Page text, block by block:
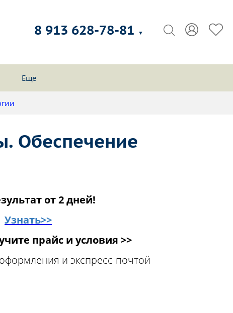
8 913 628-78-81 ▼
Еще
Обеспечение
от 2 дней!
Узнать>>
прайс и условия >>
и экспресс-почтой